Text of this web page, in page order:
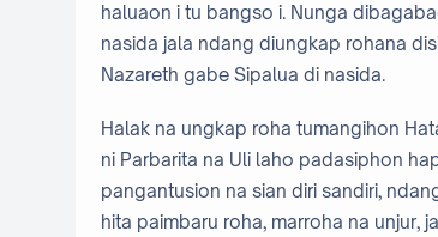
haluaon i tu bangso i. Nunga
nasida jala ndang diungkap rohana
Nazareth gabe Sipalua di nasida.
Halak na ungkap roha tumangihon
ni Parbarita na Uli laho padasiphon
pangantusion na sian diri sandiri,
hita paimbaru roha, marroha na unjur,